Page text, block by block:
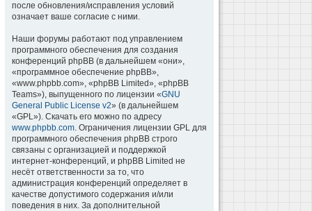
после обновления/исправления условий
означает ваше согласие с ними.
Наши форумы работают под управлением
программного обеспечения для создания
конференций phpBB (в дальнейшем «они»,
«программное обеспечение phpBB»,
«www.phpbb.com», «phpBB Limited», «phpBB
Teams»), выпущенного по лицензии «GNU
General Public License v2» (в дальнейшем
«GPL»). Скачать его можно по адресу
www.phpbb.com. Ограничения лицензии GPL для
программного обеспечения phpBB строго
связаны с организацией и поддержкой
интернет-конференций, и phpBB Limited не
несёт ответственности за то, что
администрация конференций определяет в
качестве допустимого содержания и/или
поведения в них. За дополнительной